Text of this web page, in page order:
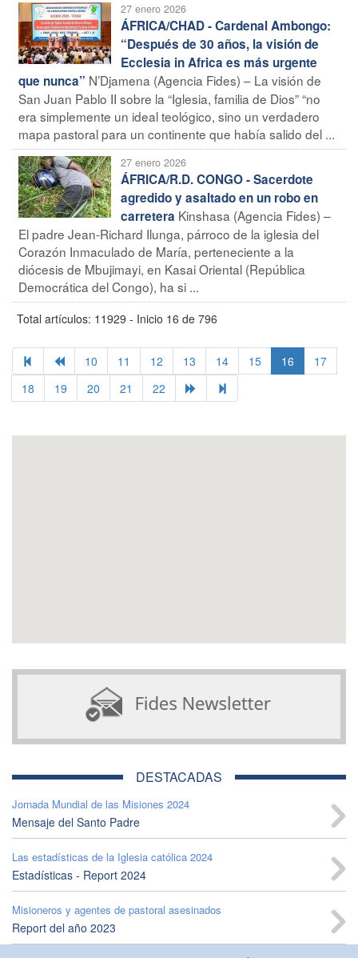
27 enero 2026
ÁFRICA/CHAD - Cardenal Ambongo:
“Después de 30 años, la visión de
Ecclesia in Africa es más urgente
que nunca” N’Djamena (Agencia Fides) – La visión de
San Juan Pablo II sobre la “Iglesia, familia de Dios” “no
era simplemente un ideal teológico, sino un verdadero
mapa pastoral para un continente que había salido del ...
27 enero 2026
ÁFRICA/R.D. CONGO - Sacerdote
agredido y asaltado en un robo en
carretera Kinshasa (Agencia Fides) –
El padre Jean-Richard Ilunga, párroco de la iglesia del
Corazón Inmaculado de María, perteneciente a la
diócesis de Mbujimayi, en Kasai Oriental (República
Democrática del Congo), ha si ...
Total artículos: 11929 - Inicio 16 de 796
10 11 12 13 14 15 16
17
18
19 20 21 22
DESTACADAS
Jornada Mundial de las Misiones 2024
Mensaje del Santo Padre
Las estadísticas de la Iglesia católica 2024
Estadísticas - Report 2024
Misioneros y agentes de pastoral asesinados
Report del año 2023